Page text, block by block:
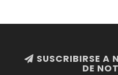
SUSCRIBIRSE A
DE